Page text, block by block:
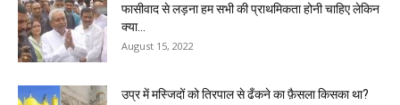
फासीवाद से लड़ना हम सभी की प्राथमिकता होनी चाहिए लेकिन
क्या...
August 15, 2022
उप्र में मस्जिदों को तिरपाल से ढँकने का फ़ैसला किसका था?